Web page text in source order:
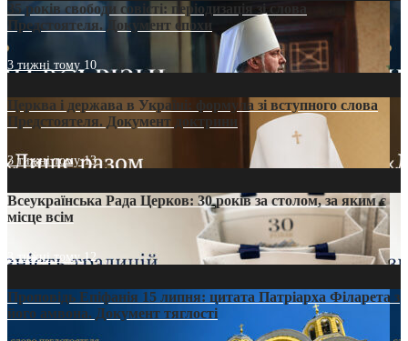
35 років свободи совісті: періодизація зі слова
Предстоятеля. Документ епохи
3 тижні тому 10
Церква і держава в Україні: формула зі вступного слова
Предстоятеля. Документ доктрини
3 тижні тому13
Всеукраїнська Рада Церков: 30 років за столом, за яким є
місце всім
3 тижні тому12
Проповідь Епіфанія 15 липня: цитата Патріарха Філарета з
його амвона. Документ тяглості